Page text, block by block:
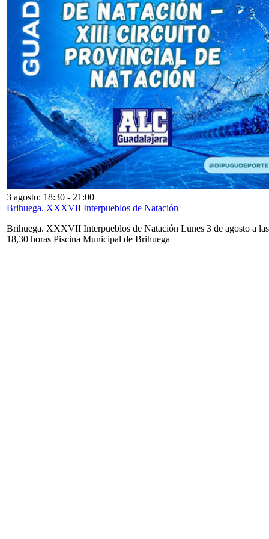
3 agosto: 18:30 - 21:00
Brihuega. XXXVII Interpueblos de Natación
Brihuega. XXXVII Interpueblos de Natación Lunes 3 de agosto a las
18,30 horas Piscina Municipal de Brihuega